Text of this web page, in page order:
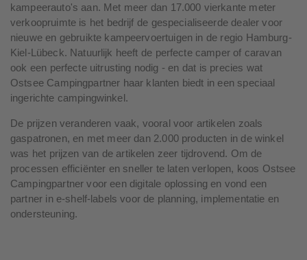
kampeerauto's aan. Met meer dan 17.000 vierkante meter
verkoopruimte is het bedrijf de gespecialiseerde dealer voor
nieuwe en gebruikte kampeervoertuigen in de regio Hamburg-
Kiel-Lübeck. Natuurlijk heeft de perfecte camper of caravan
ook een perfecte uitrusting nodig - en dat is precies wat
Ostsee Campingpartner haar klanten biedt in een speciaal
ingerichte campingwinkel.
De prijzen veranderen vaak, vooral voor artikelen zoals
gaspatronen, en met meer dan 2.000 producten in de winkel
was het prijzen van de artikelen zeer tijdrovend. Om de
processen efficiënter en sneller te laten verlopen, koos Ostsee
Campingpartner voor een digitale oplossing en vond een
partner in e-shelf-labels voor de planning, implementatie en
ondersteuning.